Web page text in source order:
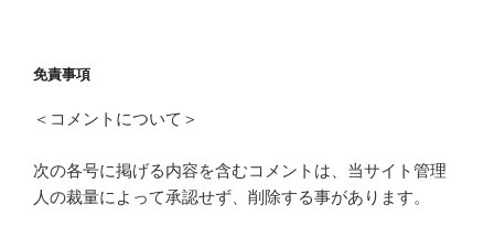
免責事項
＜コメントについて＞
次の各号に掲げる内容を含むコメントは、当サイト管理
人の裁量によって承認せず、削除する事があります。